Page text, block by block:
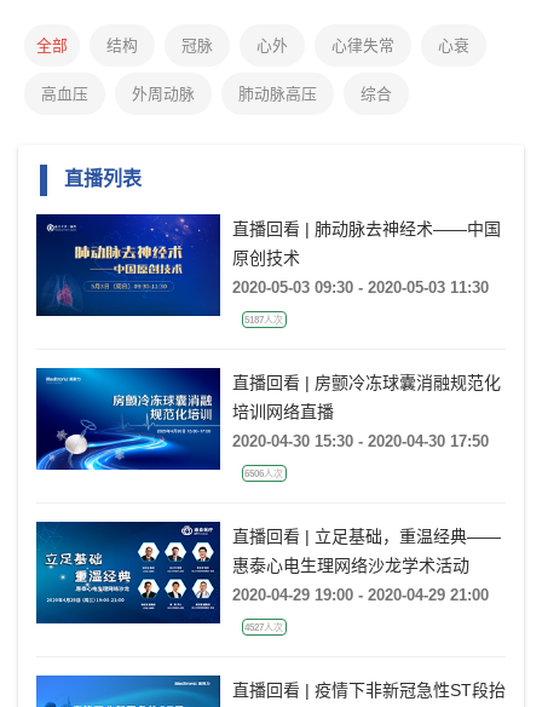
全部 结构 冠脉 心外 心律失常 心衰
高血压 外周动脉 肺动脉高压 综合
直播列表
直播回看 | 肺动脉去神经术——中国
原创技术
2020-05-03 09:30 - 2020-05-03 11:30
5187人次
直播回看 | 房颤冷冻球囊消融规范化
培训网络直播
2020-04-30 15:30 - 2020-04-30 17:50
6506人次
直播回看 | 立足基础，重温经典——
惠泰心电生理网络沙龙学术活动
2020-04-29 19:00 - 2020-04-29 21:00
4527人次
直播回看 | 疫情下非新冠急性ST段抬